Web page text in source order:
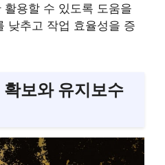
용할 수 있도록 도움을
낮추고 작업 효율성을 증
보와 유지보수